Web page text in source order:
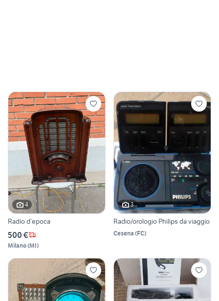
4
Radio d’epoca
500 €
Milano(MI)
3
Radio/orologio Philips da viaggio
Cesena (FC)